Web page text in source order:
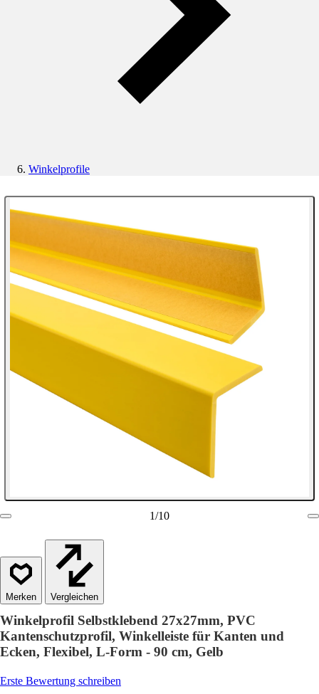
Winkelprofile
1/10
Vergleichen
Winkelprofil Selbstklebend 27x27mm, PVC
Kantenschutzprofil, Winkelleiste für Kanten und
Ecken, Flexibel, L-Form - 90 cm, Gelb
Erste Bewertung schreiben